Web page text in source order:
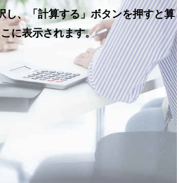
し、「計算する」ボタンを押すと算
に表示されます。